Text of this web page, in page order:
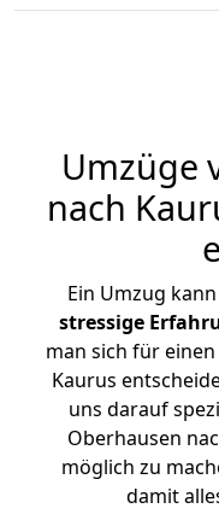
Umzüge
nach
Ein Umzug
stressige
man sich für
Kaurus
uns darauf
Oberhausen
möglich zu
damit